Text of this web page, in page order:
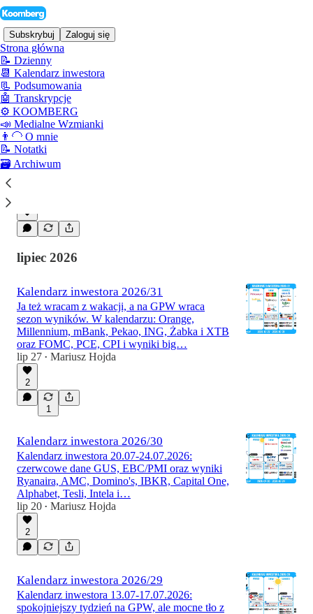
Subskrybuj Zaloguj się
Strona główna
📝 Dzienny
📆 Kalendarz inwestora
📃 Podsumowania
🤖 Transkrypcje
⚙️ KOOMBERG
📣 Medialne Wzmianki
👨‍🦲 O mnie
📝 Notatki
🗃️ Archiwum
Najnowsze Góra
Kalendarz inwestora 2026/32
Kalendarz inwestora 3.08-7.08.2026: PMI, ISM
i rynek pracy USA, wyniki Orlenu, Energi,
Asbisu, Aliora oraz Palantira, AMD, SpaceX i
lipiec 2026
Kalendarz inwestora 2026/31
Ja też wracam z wakacji, a na GPW wraca
sezon wyników. W kalendarzu: Orange,
Millennium, mBank, Pekao, ING, Żabka i XTB
oraz FOMC, PCE, CPI i wyniki big…
lip 27 • Mariusz Hojda
2
1
Kalendarz inwestora 2026/30
Kalendarz inwestora 20.07-24.07.2026:
czerwcowe dane GUS, EBC/PMI oraz wyniki
Ryanaira, AMC, Domino's, IBKR, Capital One,
Alphabet, Tesli, Intela i…
lip 20 • Mariusz Hojda
2
Kalendarz inwestora 2026/29
Kalendarz inwestora 13.07-17.07.2026:
spokojniejszy tydzień na GPW, ale mocne tło z